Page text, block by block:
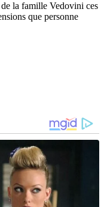
la famille Vedovini ces
que personne